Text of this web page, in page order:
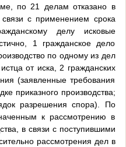
по 21 делам отказано в
с применением срока
делу исковые
1 гражданское дело
по одному из дел
от иска, 2 гражданских
(заявленные требования
приказного производства;
разрешения спора). По
к рассмотрению в
в связи с поступившими
рассмотрения дел в